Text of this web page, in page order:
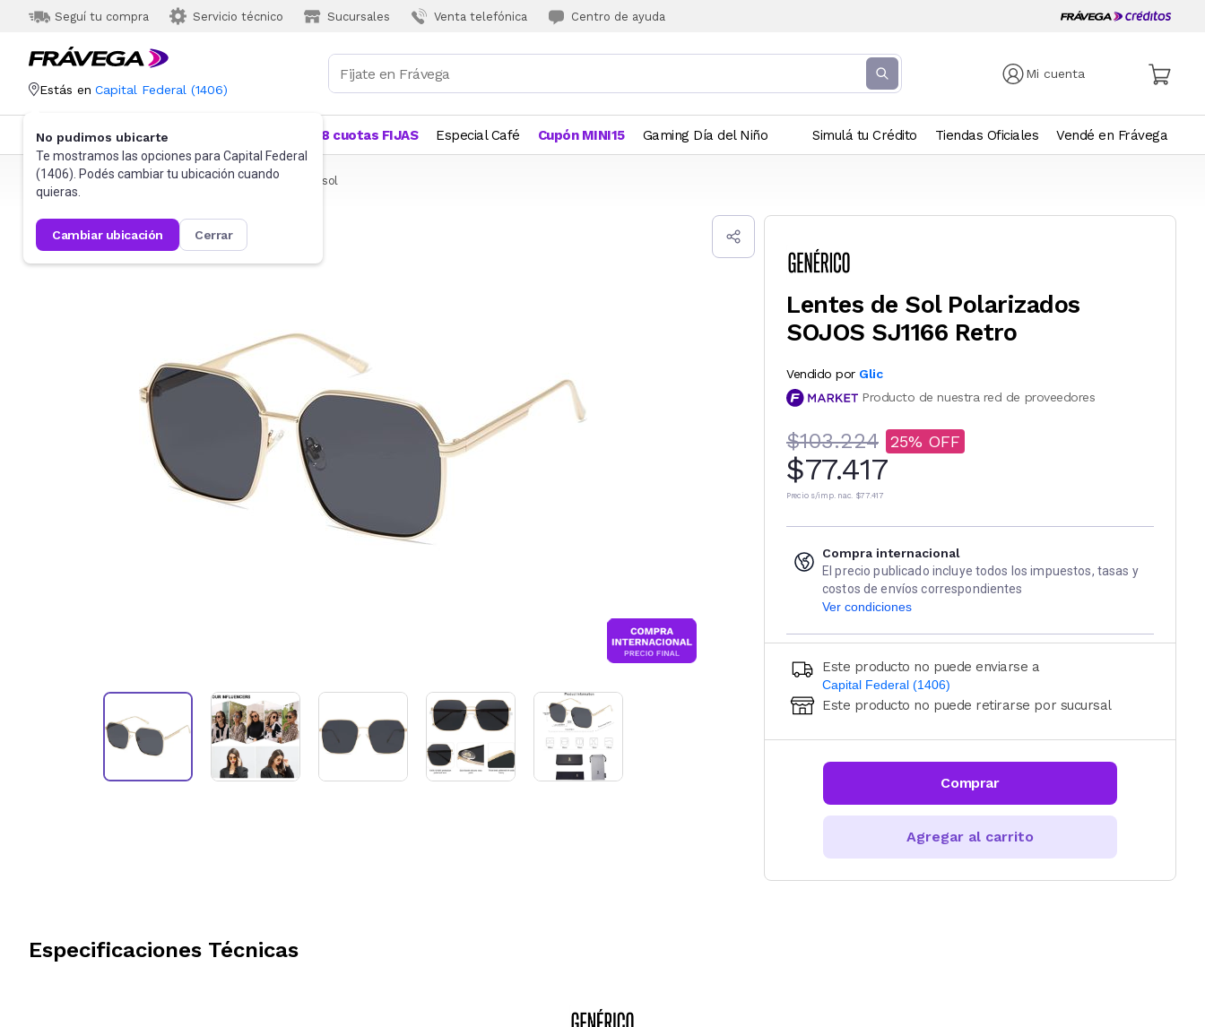
Seguí tu compra Servicio técnico Sucursales Venta telefónica Centro de ayuda
Mi cuenta
Estás en Capital Federal (1406)
No pudimos ubicarte
Te mostramos las opciones para Capital Federal
(1406). Podés cambiar tu ubicación cuando
quieras.
cambiar ubicación cerrar
Categorías Más Vendidos 18 cuotas FIJAS Especial Café Cupón MINI15 Gaming Día del Niño Simulá tu Crédito Tiendas Oficiales Vendé en Frávega
Frávega Indumentaria Accesorios Anteojos de sol
Lentes de Sol Polarizados
SOJOS SJ1166 Retro
Vendido por Glic
Producto de nuestra red de proveedores
$103.224 25
$77.417
Precio s/imp. nac. $77.417
Compra internacional
El precio publicado incluye todos los impuestos, tasas y
costos de envíos correspondientes
Ver condiciones
Este producto no puede enviarse a
Capital Federal (1406)
Ingresá código postal (sólo números)
CALCULAR
Este producto no puede retirarse por sucursal
Comprar
Agregar al carrito
Especificaciones Técnicas